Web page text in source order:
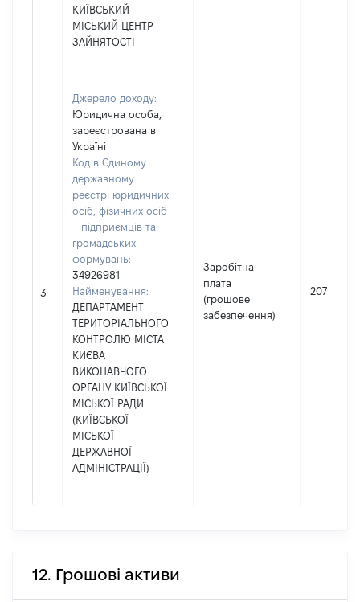
КИЇВСЬКИЙ
МІСЬКИЙ ЦЕНТР
ЗАЙНЯТОСТІ
3
Джерело доходу:
Юридична особа,
зареєстрована в
Україні
Код в Єдиному
державному
реєстрі юридичних
осіб, фізичних осіб
– підприємців та
громадських
формувань:
34926981
Найменування:
ДЕПАРТАМЕНТ
ТЕРИТОРІАЛЬНОГО
КОНТРОЛЮ МІСТА
КИЄВА
ВИКОНАВЧОГО
ОРГАНУ КИЇВСЬКОЇ
МІСЬКОЇ РАДИ
(КИЇВСЬКОЇ
МІСЬКОЇ
ДЕРЖАВНОЇ
АДМІНІСТРАЦІЇ)
Заробітна
плата
(грошове
забезпечення)
207175
12. Грошові активи